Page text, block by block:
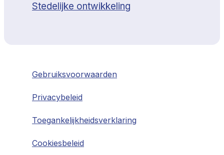
Stedelijke ontwikkeling
Gebruiksvoorwaarden
Privacybeleid
Toegankelijkheidsverklaring
Cookiesbeleid